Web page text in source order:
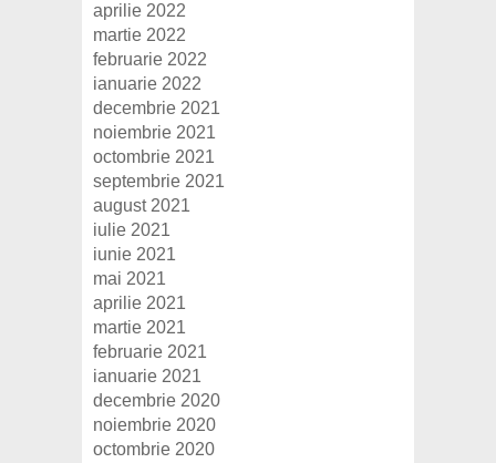
aprilie 2022
martie 2022
februarie 2022
ianuarie 2022
decembrie 2021
noiembrie 2021
octombrie 2021
septembrie 2021
august 2021
iulie 2021
iunie 2021
mai 2021
aprilie 2021
martie 2021
februarie 2021
ianuarie 2021
decembrie 2020
noiembrie 2020
octombrie 2020